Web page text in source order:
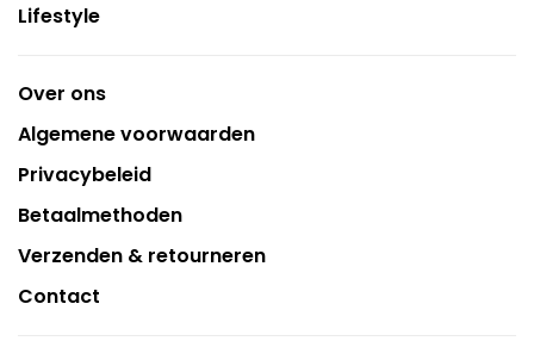
Lifestyle
Over ons
Algemene voorwaarden
Privacybeleid
Betaalmethoden
Verzenden & retourneren
Contact